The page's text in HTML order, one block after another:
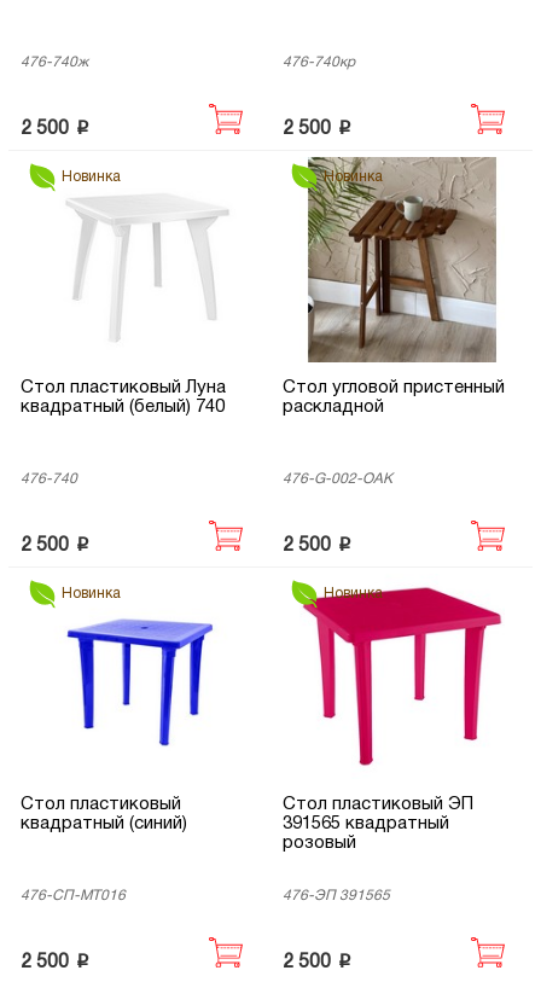
476-740ж
2 500 p
476-740кр
2 500 p
Новинка
Стол пластиковый Луна
квадратный (белый) 740
476-740
2 500 p
Новинка
Стол угловой пристенный
раскладной
476-G-002-OAK
2 500 p
Новинка
Стол пластиковый
квадратный (синий)
476-СП-МТ016
2 500 p
Новинка
Стол пластиковый ЭП
391565 квадратный
розовый
476-ЭП 391565
2 500 p